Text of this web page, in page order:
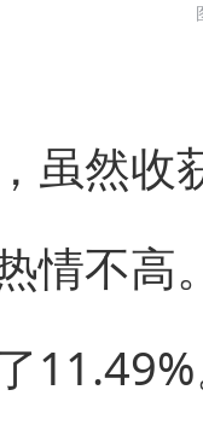
虽然收
情不高